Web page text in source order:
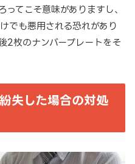
ってこそ意味がありますし、
でも悪用される恐れがあり
2枚のナンバープレートをそ
失した場合の対処